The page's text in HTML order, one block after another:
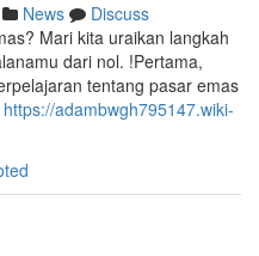
News
Discuss
Mari kita uraikan langkah
dari nol. !Pertama,
tentang pasar emas
https://adambwgh795147.wiki-